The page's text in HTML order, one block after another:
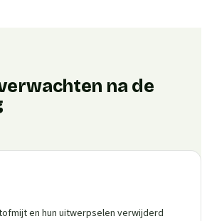
na de
en hun uitwerpselen verwijderd